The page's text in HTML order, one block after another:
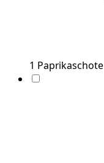
1 Paprikaschote